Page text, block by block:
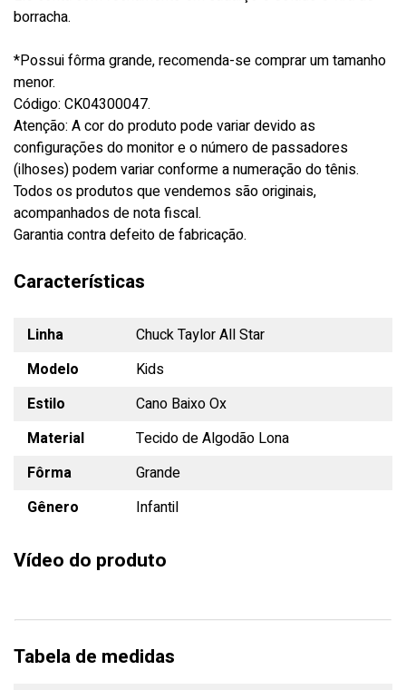
borracha.
*Possui fôrma grande, recomenda-se comprar um tamanho
menor.
Código: CK04300047.
Atenção: A cor do produto pode variar devido as
configurações do monitor e o número de passadores
(ilhoses) podem variar conforme a numeração do tênis.
Todos os produtos que vendemos são originais,
acompanhados de nota fiscal.
Garantia contra defeito de fabricação.
Características
Linha
Chuck Taylor All Star
Modelo
Kids
Estilo
Cano Baixo Ox
Material
Tecido de Algodão Lona
Fôrma
Grande
Gênero
Infantil
Vídeo do produto
Tabela de medidas